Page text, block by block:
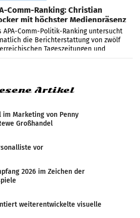
Comm-Ranking: Christian
mit höchster Medienpräsenz
APA-Comm-Politik-Ranking untersucht
die Berichterstattung von zwölf
Tageszeitungen und
welche Politikerinnen und
Artikel
im Marketing von Penny
Großhandel
vor
2026 im Zeichen der
weiterentwickelte visuelle